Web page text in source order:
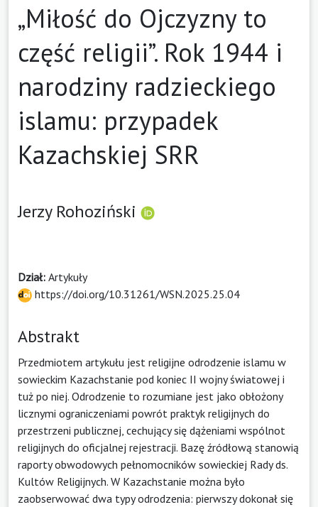
„Miłość do Ojczyzny to
część religii”. Rok 1944 i
narodziny radzieckiego
islamu: przypadek
Kazachskiej SRR
Jerzy Rohoziński
Dział: Artykuły
https://doi.org/10.31261/WSN.2025.25.04
Abstrakt
Przedmiotem artykułu jest religijne odrodzenie islamu w
sowieckim Kazachstanie pod koniec II wojny światowej i
tuż po niej. Odrodzenie to rozumiane jest jako obłożony
licznymi ograniczeniami powrót praktyk religijnych do
przestrzeni publicznej, cechujący się dążeniami wspólnot
religijnych do oficjalnej rejestracji. Bazę źródłową stanowią
raporty obwodowych pełnomocników sowieckiej Rady ds.
Kultów Religijnych. W Kazachstanie można było
zaobserwować dwa typy odrodzenia: pierwszy dokonał się